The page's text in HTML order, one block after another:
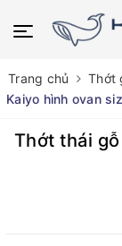
Trang chủ Thớt
Kaiyo hình ovan
Thớt thái